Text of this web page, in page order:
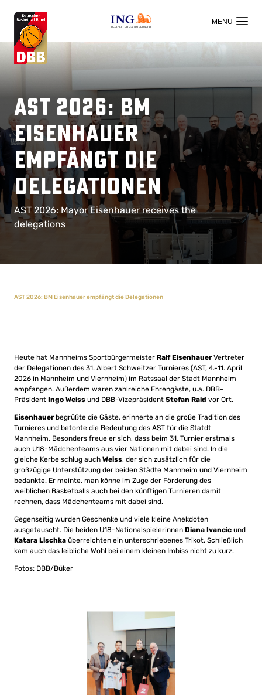
OFFIZIELLER HAUPTSPONSOR
AST 2026: BM
Eisenhauer
empfängt die
Delegationen
AST 2026: Mayor Eisenhauer receives the
delegations
AST 2026: BM Eisenhauer empfängt die Delegationen
Heute hat Mannheims Sportbürgermeister Ralf EisenhauerVertreter
der Delegationen des 31. Albert Schweitzer Turnieres (AST, 4.-11. April
2026 in Mannheim und Viernheim) im Ratssaal der Stadt Mannheim
empfangen. Außerdem waren zahlreiche Ehrengäste, u.a. DBB-
Präsident Ingo Weiss und DBB-Vizepräsident Stefan Raid vor Ort.
Eisenhauerbegrüßte die Gäste, erinnerte an die große Tradition des
Turnieres und betonte die Bedeutung des AST für die Statdt
Mannheim. Besonders freue er sich, dass beim 31. Turnier erstmals
auch U18-Mädchenteams aus vier Nationen mit dabei sind. In die
gleiche Kerbe schlug auch Weiss, der sich zusätzlich für die
großzügige Unterstützung der beiden Städte Mannheim und Viernheim
bedankte. Er meinte, man könne im Zuge der Förderung des
weiblichen Basketballs auch bei den künftigen Turnieren damit
rechnen, dass Mädchenteams mit dabei sind.
Gegenseitig wurden Geschenke und viele kleine Anekdoten
ausgetauscht. Die beiden U18-Nationalspielerinnen Diana Ivancic und
Katara Lischka überreichten ein unterschriebenes Trikot. Schließlich
kam auch das leibliche Wohl bei einem kleinen Imbiss nicht zu kurz.
Fotos: DBB/Büker